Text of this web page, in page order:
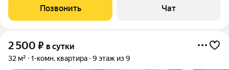
пешком 10-15 мин. Рядом кафе, магазины, аптеки и т.д. В
объявлении цена указана за проживание 1
Позвонить Чат
2 500 ₽ в сутки
32 м² 1-комн. квартира 9 этаж из 9